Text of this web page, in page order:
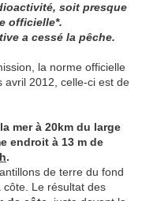
soit presque
officielle*.
a cessé la pêche.
la norme officielle
celle-ci est de
mer à 20km du large
endroit à 13 m de
.
de terre du fond
Le résultat des